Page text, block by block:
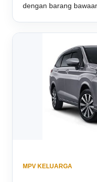
dengan barang
MPV KELUARGA